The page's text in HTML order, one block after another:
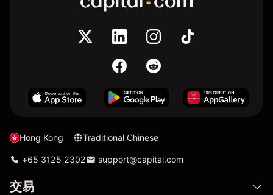
Hong Kong Traditional Chinese
+65 3125 2302 support@capital.com
交易